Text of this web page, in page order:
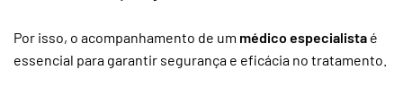
Por isso, o acompanhamento de um médico especialista é
essencial para garantir segurança e eficácia no tratamento.